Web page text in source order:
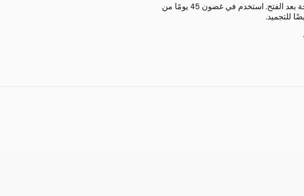
يحفظ في الثلاجة بعد الفتح. استخدم في غضون 45 يومًا من
للتجميد.